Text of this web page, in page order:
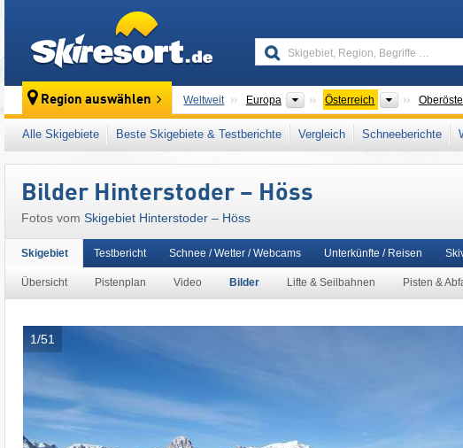
Region auswählen Weltweit Europa Kontinente
Österreich Länder
Dieses Skigebiet liegt auch in: Totes Gebirge
Mitteleuropa Europäische Union
Alle Skigebiete Beste Skigebiete & Testberichte Vergleich Schneeberichte
Bilder Hinterstoder – Höss
Fotos vom Skigebiet Hinterstoder – Höss
Skigebiet
Übersicht Pistenplan Video Bilder Lifte & Seilbahnen Pisten &
Testbericht Schnee / Wetter / Webcams Unterkünfte / Reisen
1/51